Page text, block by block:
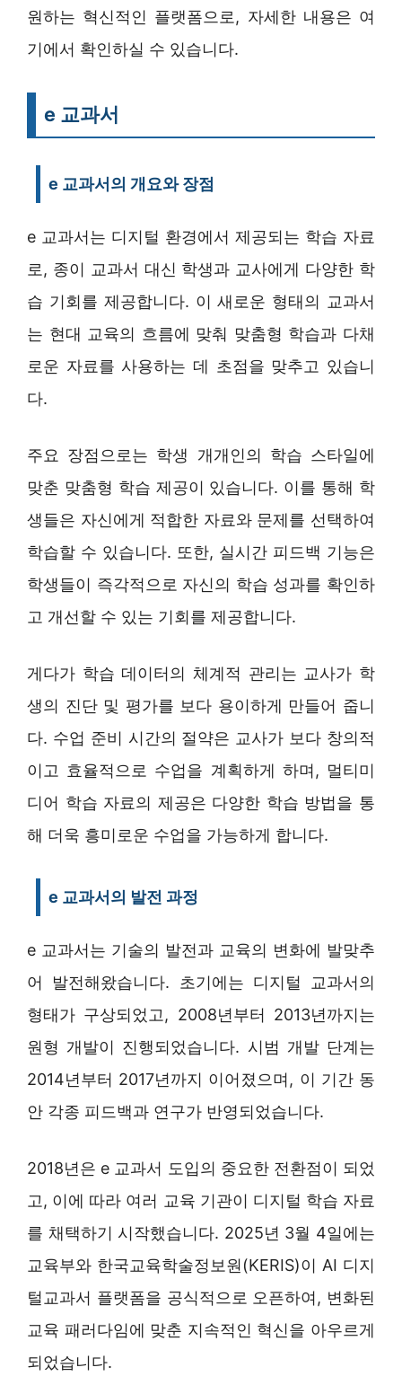
원하는 혁신적인 플랫폼으로, 자세한 내용은 여
기에서 확인하실 수 있습니다.
e 교과서
e 교과서의 개요와 장점
e 교과서는 디지털 환경에서 제공되는 학습 자료
로, 종이 교과서 대신 학생과 교사에게 다양한 학
습 기회를 제공합니다. 이 새로운 형태의 교과서
는 현대 교육의 흐름에 맞춰 맞춤형 학습과 다채
로운 자료를 사용하는 데 초점을 맞추고 있습니
다.
주요 장점으로는 학생 개개인의 학습 스타일에
맞춘 맞춤형 학습 제공이 있습니다. 이를 통해 학
생들은 자신에게 적합한 자료와 문제를 선택하여
학습할 수 있습니다. 또한, 실시간 피드백 기능은
학생들이 즉각적으로 자신의 학습 성과를 확인하
고 개선할 수 있는 기회를 제공합니다.
게다가 학습 데이터의 체계적 관리는 교사가 학
생의 진단 및 평가를 보다 용이하게 만들어 줍니
다. 수업 준비 시간의 절약은 교사가 보다 창의적
이고 효율적으로 수업을 계획하게 하며, 멀티미
디어 학습 자료의 제공은 다양한 학습 방법을 통
해 더욱 흥미로운 수업을 가능하게 합니다.
e 교과서의 발전 과정
e 교과서는 기술의 발전과 교육의 변화에 발맞추
어 발전해왔습니다. 초기에는 디지털 교과서의
형태가 구상되었고, 2008년부터 2013년까지는
원형 개발이 진행되었습니다. 시범 개발 단계는
2014년부터 2017년까지 이어졌으며, 이 기간 동
안 각종 피드백과 연구가 반영되었습니다.
2018년은 e 교과서 도입의 중요한 전환점이 되었
고, 이에 따라 여러 교육 기관이 디지털 학습 자료
를 채택하기 시작했습니다. 2025년 3월 4일에는
교육부와 한국교육학술정보원(KERIS)이 AI 디지
털교과서 플랫폼을 공식적으로 오픈하여, 변화된
교육 패러다임에 맞춘 지속적인 혁신을 아우르게
되었습니다.